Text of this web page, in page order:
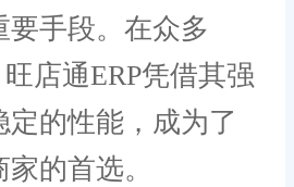
要手段。在众多
店通ERP凭借其强
定的性能，成为了
的首选。